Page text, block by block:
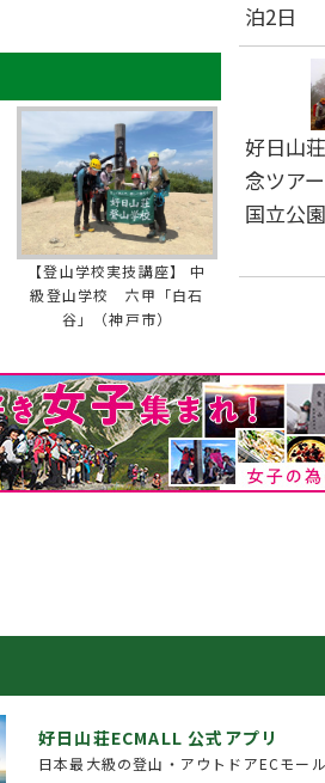
【登山学校実技講座】 中
級登山学校 六甲「白石
谷」（神戸市）
泊2日
好日山
念ツア
国立公
好日山荘ECMALL 公式アプリ
日本最大級の登山・アウトドアECモー